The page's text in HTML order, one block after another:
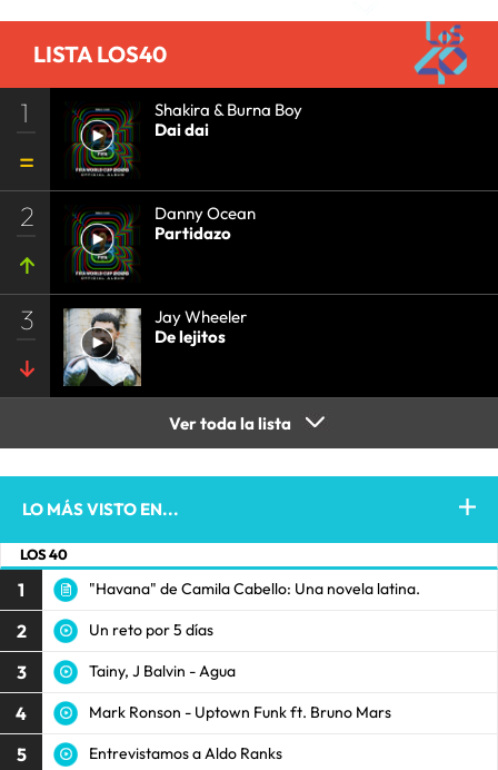
LISTA LOS40
1
Shakira & Burna Boy
Dai dai
2
Danny Ocean
Partidazo
3
Jay Wheeler
De lejitos
Ver toda la lista
LO MÁS VISTO EN...
LOS 40
1 "Havana" de Camila Cabello: Una novela latina.
2 Un reto por 5 días
3 Tainy, J Balvin - Agua
4 Mark Ronson - Uptown Funk ft. Bruno Mars
5 Entrevistamos a Aldo Ranks